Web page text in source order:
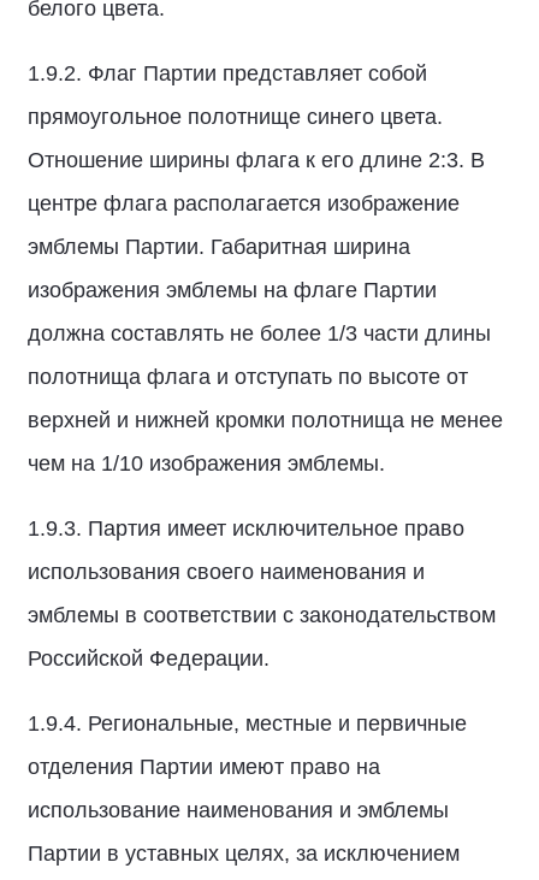
белого цвета.
1.9.2. Флаг Партии представляет собой
прямоугольное полотнище синего цвета.
Отношение ширины флага к его длине 2:3. В
центре флага располагается изображение
эмблемы Партии. Габаритная ширина
изображения эмблемы на флаге Партии
должна составлять не более 1/3 части длины
полотнища флага и отступать по высоте от
верхней и нижней кромки полотнища не менее
чем на 1/10 изображения эмблемы.
1.9.3. Партия имеет исключительное право
использования своего наименования и
эмблемы в соответствии с законодательством
Российской Федерации.
1.9.4. Региональные, местные и первичные
отделения Партии имеют право на
использование наименования и эмблемы
Партии в уставных целях, за исключением